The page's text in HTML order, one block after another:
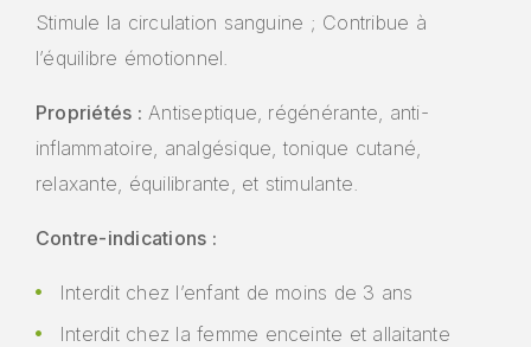
Stimule la circulation sanguine ; Contribue à
l’équilibre émotionnel.
Propriétés : Antiseptique, régénérante, anti-
inflammatoire, analgésique, tonique cutané,
relaxante, équilibrante, et stimulante.
Contre-indications :
Interdit chez l’enfant de moins de 3 ans
Interdit chez la femme enceinte et allaitante